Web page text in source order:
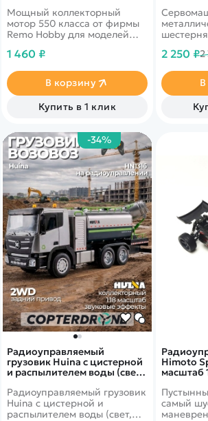
Мощный коллекторный
мотор 550 класса от фирмы
Remo Hobby для моделей
1 460 ₽
В корзину
Купить в 1 клик
для
2 250 ₽2
-34%
Радиоуправляемый
грузовик Huina с цистерной
и распылителем воды (свет,
Радиоуправляемый грузовик
Huina с цистерной и
распылителем воды (свет,
Himoto
масштаб
самый